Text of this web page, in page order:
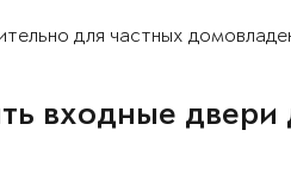
для частных
входные двери